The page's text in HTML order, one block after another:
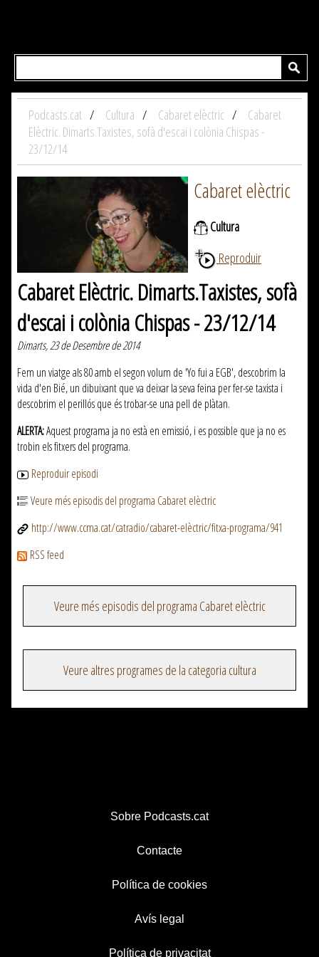
Podcasts.cat Cultura Cabaret elèctric
Cabaret
Elèctric. Dimarts.Taxistes, sofà d'escai i colònia Chispas -
23/12/14
Cabaret elèctric
Cultura
Reproduir
Cabaret Elèctric. Dimarts.Taxistes, sofà
d'escai i colònia Chispas - 23/12/14
Dimarts, 23 de Desembre de 2014
Fem un viatge als 80 amb el segon volum de 'Yo fui a EGB', descobrim la
vida d'en Bié, un dibuixant que va deixar la seva feina per fer-se taxista i
descobrim el perillós que és trobar-se una pell de plàtan.
ALERTA:Aquest programa ja no està en emissió, i es possible que ja no es
trobin els fitxers del programa.
Reproduir episodi
Veure més episodis del programa Cabaret elèctric
http://www.ccma.cat/catradio/cabaret-elèctric/fitxa-programa/941
RSS feed
Veure més episodis del programa Cabaret elèctric
Veure altres programes de la categoria cultura
Sobre Podcasts.cat
Contacte
Política de cookies
Avís legal
Política de privacitat